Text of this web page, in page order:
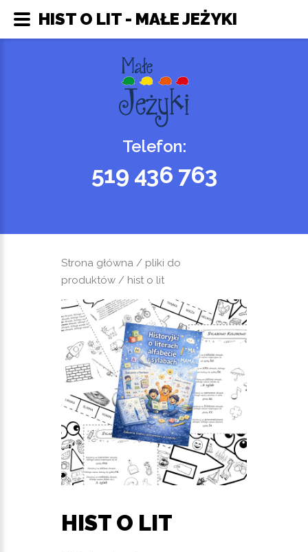
Telefon:
519 436 763
Strona główna / pliki do
produktów / hist o lit
HIST O LIT
HIST O LIT - MAŁE JEŻYKI